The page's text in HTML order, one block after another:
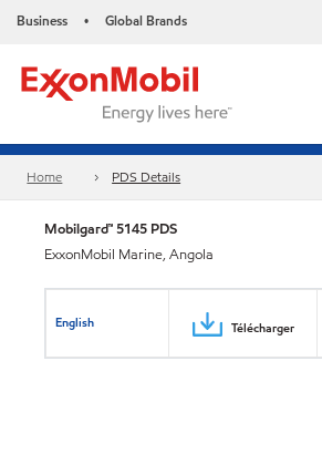
Business • Global Brands
Home PDS Details
Mobilgard™ 5145 PDS
ExxonMobil Marine, Angola
English Télécharger